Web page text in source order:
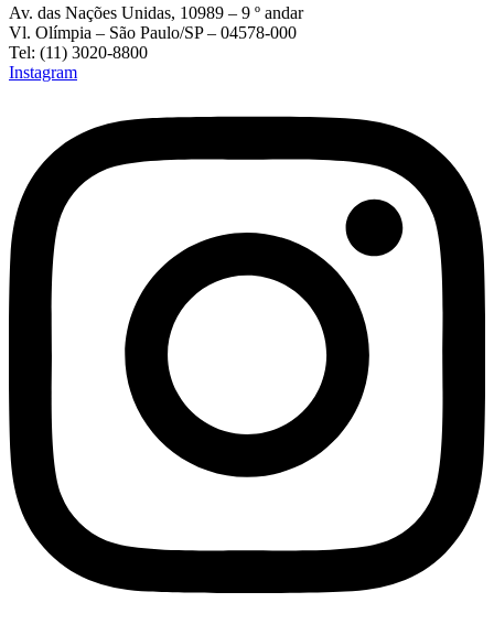
Av. das Nações Unidas, 10989 – 9 º andar
Vl. Olímpia – São Paulo/SP – 04578-000
Tel: (11) 3020-8800
Instagram